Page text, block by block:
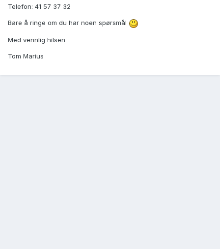
Telefon: 41 57 37 32
Bare å ringe om du har noen spørsmål
Med vennlig hilsen
Tom Marius